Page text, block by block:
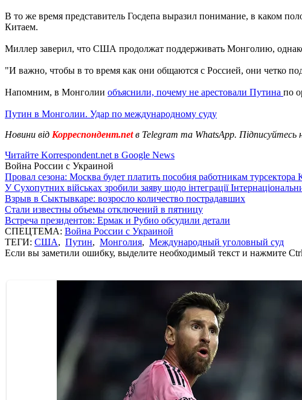
В то же время представитель Госдепа выразил понимание, в каком
Китаем.
Миллер заверил, что США продолжат поддерживать Монголию,
"И важно, чтобы в то время как они общаются с Россией, они четко
Напомним, в Монголии объяснили, почему не арестовали Путина по
Путин в Монголии. Удар по международному суду
Новини від Корреспондент.netв Telegram та WhatsApp. Підписуйтесь
Читайте Korrespondent.net в Google News
Война России с Украиной
Провал сезона: Москва будет платить пособия работникам турсектора
У Сухопутних військах зробили заяву щодо інтеграції
Взрыв в Сыктывкаре: возросло количество пострадавших
Стали известны объемы отключений в пятницу
Встреча президентов: Ермак и Рубио обсудили детали
СПЕЦТЕМА: Война России с Украиной
ТЕГИ: США, Путин, Монголия, Международный уголовный суд
Если вы заметили ошибку, выделите необходимый текст и нажмите